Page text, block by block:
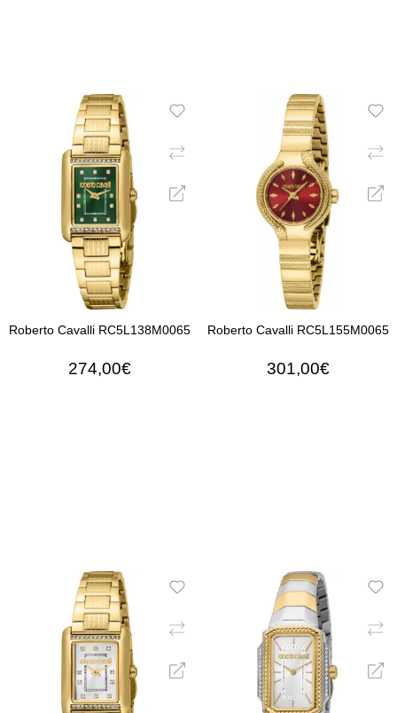
Roberto Cavalli RC5L138M0065
274,00€
Roberto Cavalli RC5L155M0065
301,00€